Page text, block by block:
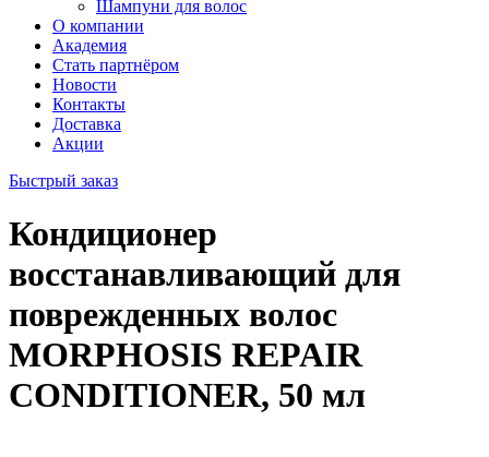
Шампуни для волос
О компании
Академия
Стать партнёром
Новости
Контакты
Доставка
Акции
Быстрый заказ
Кондиционер
восстанавливающий для
поврежденных волос
MORPHOSIS REPAIR
CONDITIONER, 50 мл